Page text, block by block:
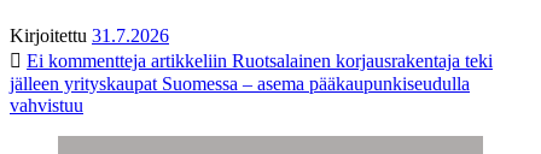
Kirjoitettu 31.7.2026
Ei kommentteja artikkeliin Ruotsalainen korjausrakentaja teki
jälleen yrityskaupat Suomessa – asema pääkaupunkiseudulla
vahvistuu